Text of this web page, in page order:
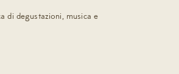
di degustazioni, musica e